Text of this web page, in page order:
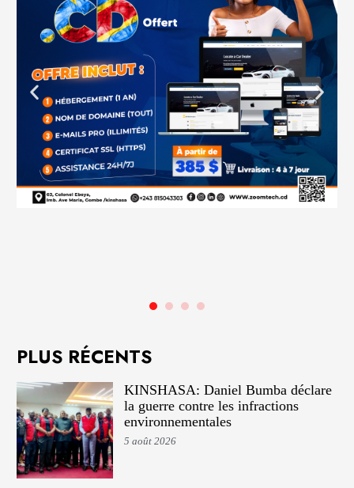
PLUS RÉCENTS
KINSHASA: Daniel Bumba déclare
la guerre contre les infractions
environnementales
5 août 2026